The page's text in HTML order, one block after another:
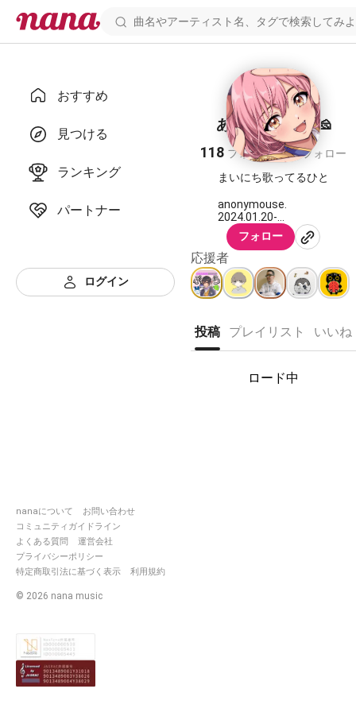
おすすめ
見つける
ランキング
パートナー
ログイン
nanaについて
お問い合わせ
コミュニティガイドライン
よくある質問
運営会社
プライバシーポリシー
特定商取引法に基づく表示
利用規約
© 2026 nana music
あのにまうす🐭🧀
118 フォロワー84 フォロー
まいにち歌ってるひと
anonymouse.
2024.01.20-
アイコン ふじ
フォロー
応援者
投稿 プレイリスト いいね
ロード中